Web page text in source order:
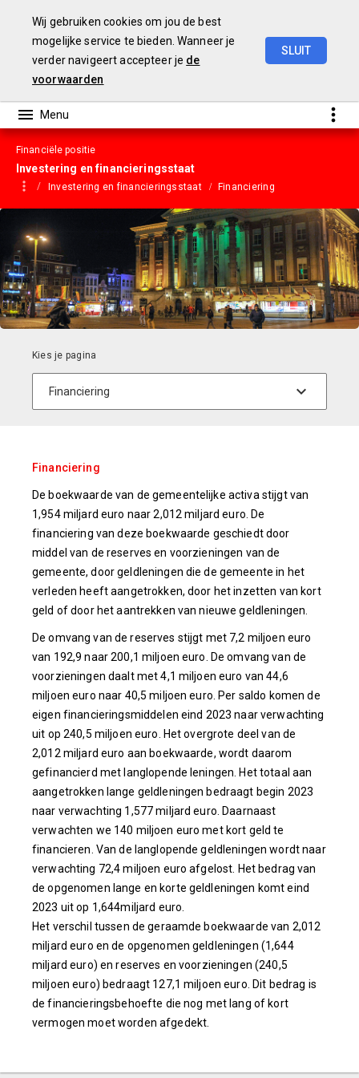
Wij gebruiken cookies om jou de best
mogelijke service te bieden. Wanneer je
verder navigeert accepteer je de
voorwaarden
SLUIT
Financiële positie
Investering en financieringsstaat
Investering en financieringsstaat Financiering
Financiering
De boekwaarde van de gemeentelijke activa stijgt van
1,954 miljard euro naar 2,012 miljard euro. De
financiering van deze boekwaarde geschiedt door
middel van de reserves en voorzieningen van de
gemeente, door geldleningen die de gemeente in het
verleden heeft aangetrokken, door het inzetten van kort
geld of door het aantrekken van nieuwe geldleningen.
De omvang van de reserves stijgt met 7,2 miljoen euro
van 192,9 naar 200,1 miljoen euro. De omvang van de
voorzieningen daalt met 4,1 miljoen euro van 44,6
miljoen euro naar 40,5 miljoen euro. Per saldo komen de
eigen financieringsmiddelen eind 2023 naar verwachting
uit op 240,5 miljoen euro. Het overgrote deel van de
2,012 miljard euro aan boekwaarde, wordt daarom
gefinancierd met langlopende leningen. Het totaal aan
aangetrokken lange geldleningen bedraagt begin 2023
naar verwachting 1,577 miljard euro. Daarnaast
verwachten we 140 miljoen euro met kort geld te
financieren. Van de langlopende geldleningen wordt naar
verwachting 72,4 miljoen euro afgelost. Het bedrag van
de opgenomen lange en korte geldleningen komt eind
2023 uit op 1,644miljard euro.
Het verschil tussen de geraamde boekwaarde van 2,012
miljard euro en de opgenomen geldleningen (1,644
miljard euro) en reserves en voorzieningen (240,5
miljoen euro) bedraagt 127,1 miljoen euro. Dit bedrag is
de financieringsbehoefte die nog met lang of kort
vermogen moet worden afgedekt.